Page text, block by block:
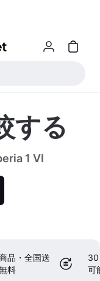
する
1 VI
品・全国送
料
30
可